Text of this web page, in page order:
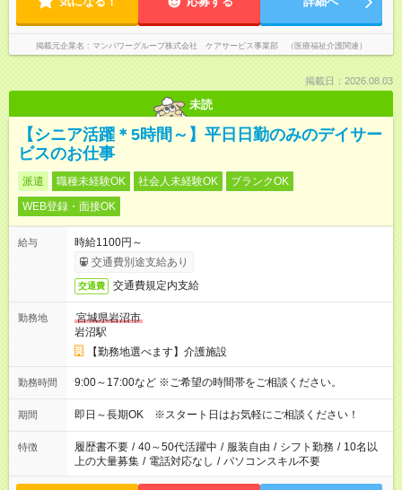
掲載元企業名 マンパワーグループ株式会社 ケアサービス事業部 （医療福祉介護関連）
掲載日：2026.08.03
未読
【シニア活躍＊5時間～】平日日勤のみのデイサー
ビスのお仕事
派遣 職種未経験OK 社会人未経験OK
ブランクOK
WEB登録・面接OK
給与
時給1100円～
交通費別途支給あり
交通費 交通費規定内支給
勤務地
宮城県岩沼市
岩沼駅
【勤務地選べます】介護施設
勤務時間 9:00～17:00など ※ご希望の時間帯をご相談ください。
期間 即日～長期OK ※スタート日はお気軽にご相談ください！
特徴 履歴書不要 / 40～50代活躍中 / 服装自由 / シフト勤務 / 10名以
上の大量募集 / 電話対応なし / パソコンスキル不要